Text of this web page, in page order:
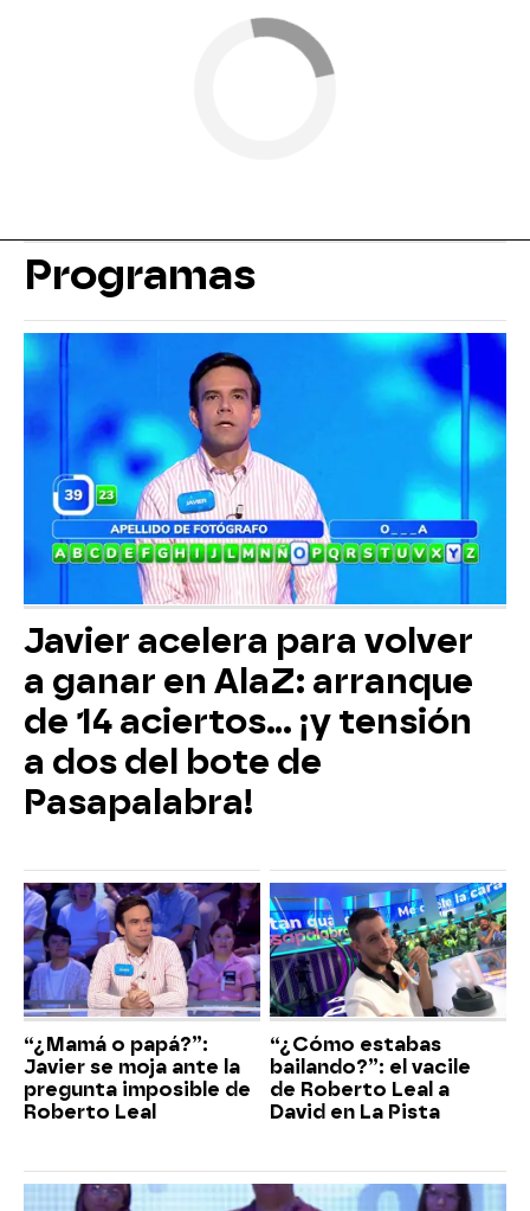
Programas
Javier acelera para volver
a ganar en AlaZ: arranque
de 14 aciertos… ¡y tensión
a dos del bote de
Pasapalabra!
“¿Mamá o papá?”:
Javier se moja ante la
pregunta imposible de
Roberto Leal
“¿Cómo estabas
bailando?”: el vacile
de Roberto Leal a
David en La Pista